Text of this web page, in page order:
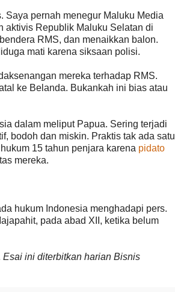
Saya pernah menegur Maluku Media
aktivis Republik Maluku Selatan di
RMS, dan menaikkan balon.
mati karena siksaan polisi.
mereka terhadap RMS.
ke Belanda. Bukankah ini bias atau
dalam meliput Papua. Sering terjadi
bodoh dan miskin. Praktis tak ada satu
15 tahun penjara karena pidato
mereka.
hukum Indonesia menghadapi pers.
pada abad XII, ketika belum
Esai ini diterbitkan harian Bisnis